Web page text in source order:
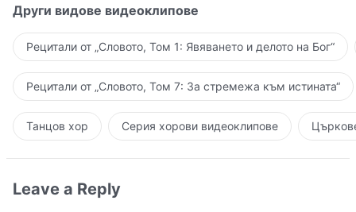
Други видове видеоклипове
Рецитали от „Словото, Том 1: Явяването и делото на Бог“
Рецитали от „Словото, Том 7: За стремежа към истината“
Танцов хор Серия хорови видеоклипове
Leave a Reply